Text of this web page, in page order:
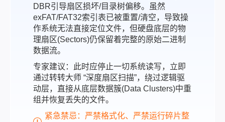
DBR引导扇区损坏/目录树偏移。虽然
exFAT/FAT32索引表已被重置/清空，导致操
作系统无法直接定位文件，但硬盘底层的物
理扇区(Sectors)仍保留着完整的原始二进制
数据流。
专家建议：此时应停止一切系统读写，立即
通过转转大师 “深度扇区扫描”，绕过逻辑驱
动层，直接从底层数据簇(Data Clusters)中重
组并恢复丢失的文件。
紧急禁忌：严禁格式化、严禁运行碎片整